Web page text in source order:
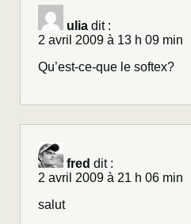
ulia dit :
2 avril 2009 à 13 h 09 min
Qu’est-ce-que le softex?
fred dit :
2 avril 2009 à 21 h 06 min
salut